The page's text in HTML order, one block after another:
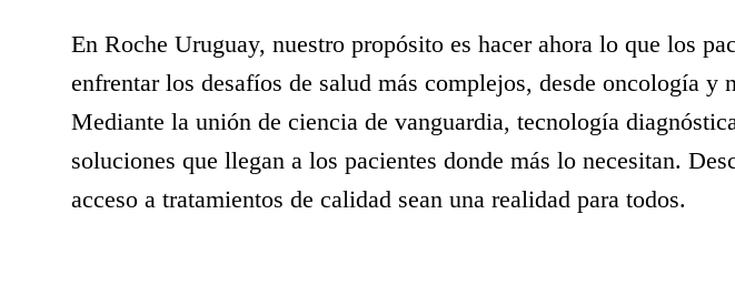
En Roche Uruguay, nuestro propósito es hacer ahora lo que los
enfrentar los desafíos de salud más complejos, desde oncología
Mediante la unión de ciencia de vanguardia, tecnología
soluciones que llegan a los pacientes donde más lo necesitan.
acceso a tratamientos de calidad sean una realidad para todos.